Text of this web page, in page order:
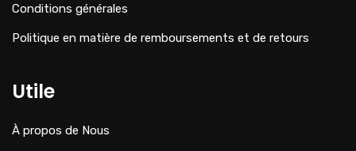
Conditions générales
Politique en matière de remboursements et de retours
Utile
À propos de Nous